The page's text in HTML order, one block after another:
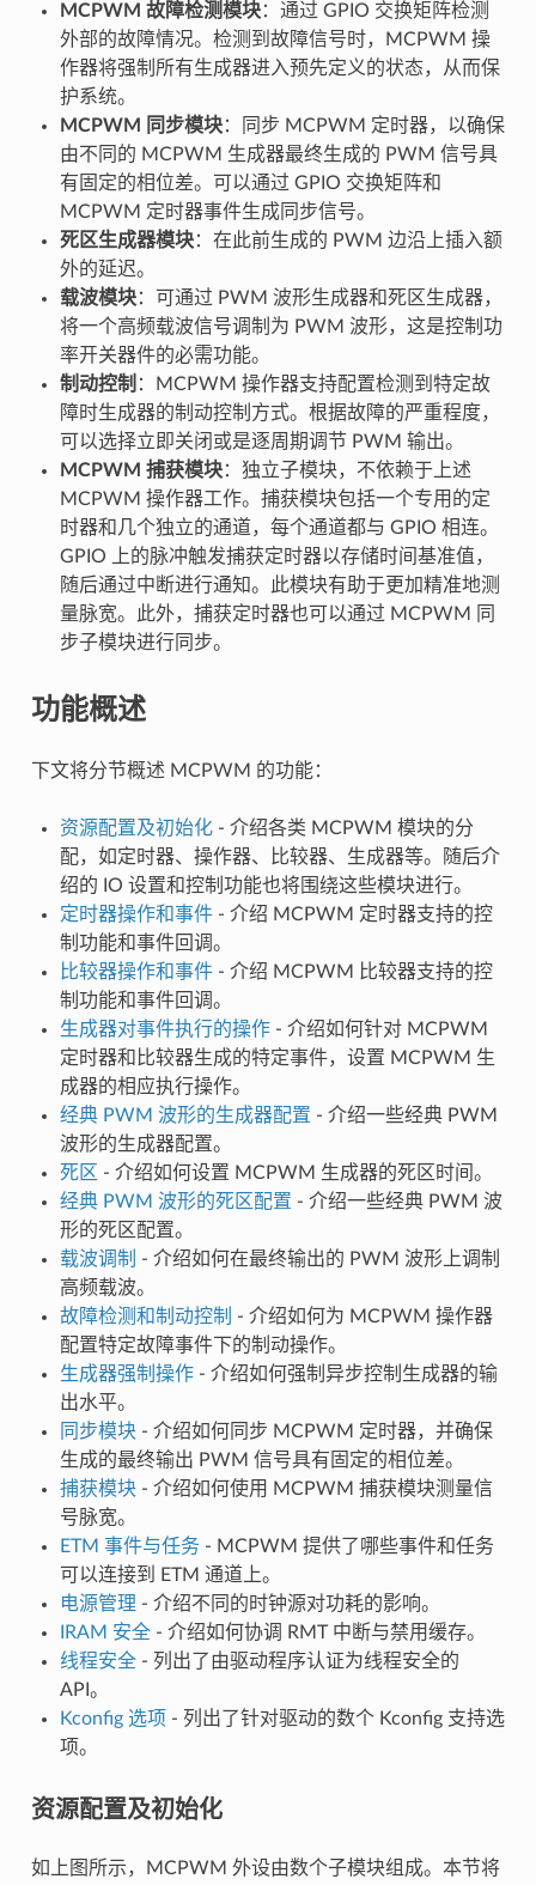
MCPWM 故障检测模块：通过 GPIO 交换矩阵检测
外部的故障情况。检测到故障信号时，MCPWM 操
作器将强制所有生成器进入预先定义的状态，从而保
护系统。
MCPWM 同步模块：同步 MCPWM 定时器，以确保
由不同的 MCPWM 生成器最终生成的 PWM 信号具
有固定的相位差。可以通过 GPIO 交换矩阵和
MCPWM 定时器事件生成同步信号。
死区生成器模块：在此前生成的 PWM 边沿上插入额
外的延迟。
载波模块：可通过 PWM 波形生成器和死区生成器，
将一个高频载波信号调制为 PWM 波形，这是控制功
率开关器件的必需功能。
制动控制 ：MCPWM 操作器支持配置检测到特定故
障时生成器的制动控制方式。根据故障的严重程度，
可以选择立即关闭或是逐周期调节 PWM 输出。
MCPWM 捕获模块：独立子模块，不依赖于上述
MCPWM 操作器工作。捕获模块包括一个专用的定
时器和几个独立的通道，每个通道都与 GPIO 相连。
GPIO 上的脉冲触发捕获定时器以存储时间基准值，
随后通过中断进行通知。此模块有助于更加精准地测
量脉宽。此外，捕获定时器也可以通过 MCPWM 同
步子模块进行同步。
功能概述
下文将分节概述 MCPWM 的功能：
资源配置及初始化- 介绍各类 MCPWM 模块的分
配，如定时器、操作器、比较器、生成器等。随后介
绍的 IO 设置和控制功能也将围绕这些模块进行。
定时器操作和事件- 介绍 MCPWM 定时器支持的控
制功能和事件回调。
比较器操作和事件- 介绍 MCPWM 比较器支持的控
制功能和事件回调。
生成器对事件执行的操作- 介绍如何针对 MCPWM
定时器和比较器生成的特定事件，设置 MCPWM 生
成器的相应执行操作。
经典 PWM 波形的生成器配置 - 介绍一些经典 PWM
波形的生成器配置。
死区 - 介绍如何设置 MCPWM 生成器的死区时间。
经典 PWM 波形的死区配置 - 介绍一些经典 PWM 波
形的死区配置。
载波调制 - 介绍如何在最终输出的 PWM 波形上调制
高频载波。
故障检测和制动控制 - 介绍如何为 MCPWM 操作器
配置特定故障事件下的制动操作。
生成器强制操作- 介绍如何强制异步控制生成器的输
出水平。
同步模块- 介绍如何同步 MCPWM 定时器，并确保
生成的最终输出 PWM 信号具有固定的相位差。
捕获模块- 介绍如何使用 MCPWM 捕获模块测量信
号脉宽。
ETM 事件与任务- MCPWM 提供了哪些事件和任务
可以连接到 ETM 通道上。
电源管理 - 介绍不同的时钟源对功耗的影响。
IRAM 安全- 介绍如何协调 RMT 中断与禁用缓存。
线程安全- 列出了由驱动程序认证为线程安全的
API。
Kconfig 选项 - 列出了针对驱动的数个 Kconfig 支持选
项。
资源配置及初始化
如上图所示，MCPWM 外设由数个子模块组成。本节将